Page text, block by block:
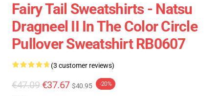
Fairy Tail Sweatshirts - Natsu
Dragneel II In The Color Circle
Pullover Sweatshirt RB0607
(3 customer reviews)
€47.09 €37.67 $40.95 -20%